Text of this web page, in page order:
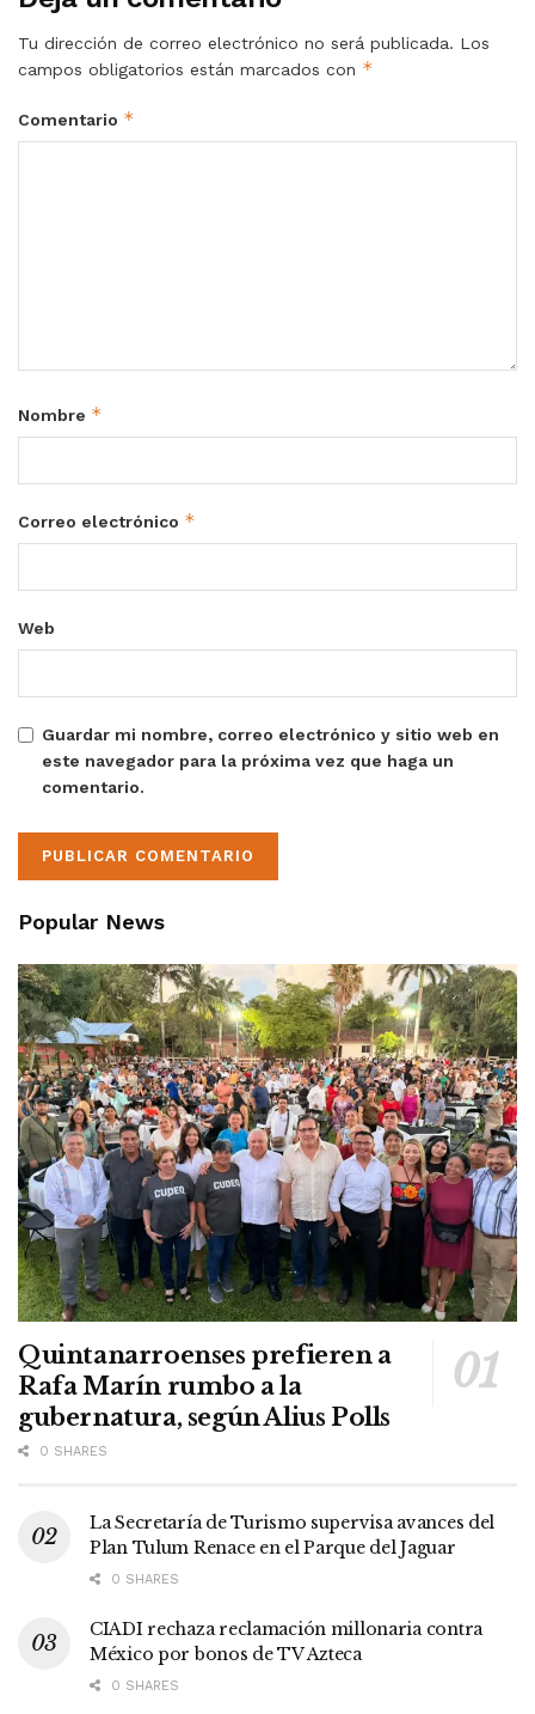
Tu dirección de correo electrónico no será publicada. Los
campos obligatorios están marcados con *
Comentario *
Nombre *
Correo electrónico *
Web
Guardar mi nombre, correo electrónico y sitio web en
este navegador para la próxima vez que haga un
comentario.
Popular News
Quintanarroenses prefieren a
Rafa Marín rumbo a la
gubernatura, según Alius Polls
0 SHARES
La Secretaría de Turismo supervisa avances del
Plan Tulum Renace en el Parque del Jaguar
0 SHARES
CIADI rechaza reclamación millonaria contra
México por bonos de TV Azteca
0 SHARES